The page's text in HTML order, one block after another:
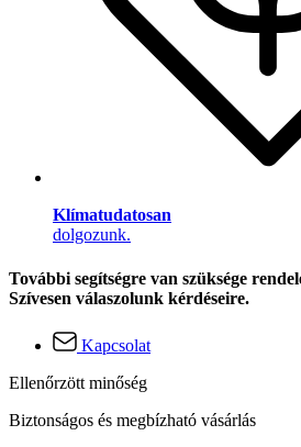
Klímatudatosan
dolgozunk.
További segítségre van szüksége
Szívesen válaszolunk kérdéseire.
Kapcsolat
Ellenőrzött minőség
Biztonságos és megbízható vásárlás